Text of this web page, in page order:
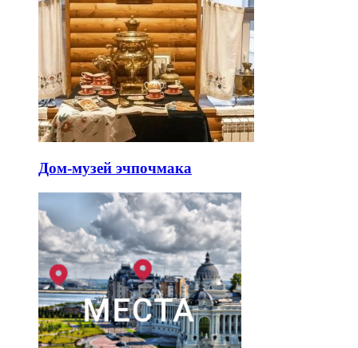
Дом-музей эчпочмака